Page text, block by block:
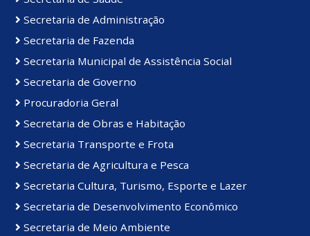
Secretaria de Administração
Secretaria de Fazenda
Secretaria Municipal de Assistência Social
Secretaria de Governo
Procuradoria Geral
Secretaria de Obras e Habitação
Secretaria Transporte e Frota
Secretaria de Agricultura e Pesca
Secretaria Cultura, Turismo, Esporte e Lazer
Secretaria de Desenvolvimento Econômico
Secretaria de Meio Ambiente